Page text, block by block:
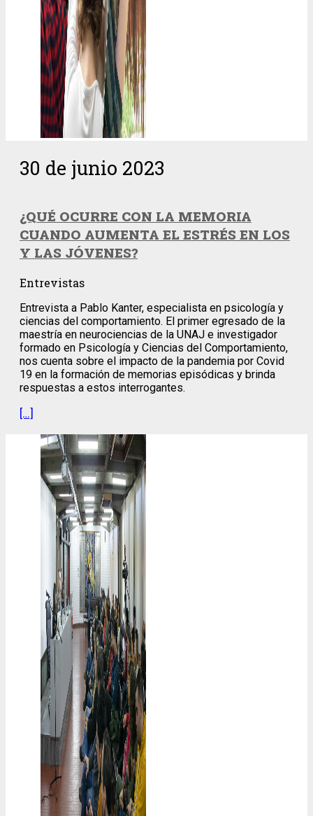
30 de junio 2023
¿QUÉ OCURRE CON LA MEMORIA
CUANDO AUMENTA EL ESTRÉS EN LOS
Y LAS JÓVENES?
Entrevistas
Entrevista a Pablo Kanter, especialista en psicología y
ciencias del comportamiento. El primer egresado de la
maestría en neurociencias de la UNAJ e investigador
formado en Psicología y Ciencias del Comportamiento,
nos cuenta sobre el impacto de la pandemia por Covid
19 en la formación de memorias episódicas y brinda
respuestas a estos interrogantes.
[…]